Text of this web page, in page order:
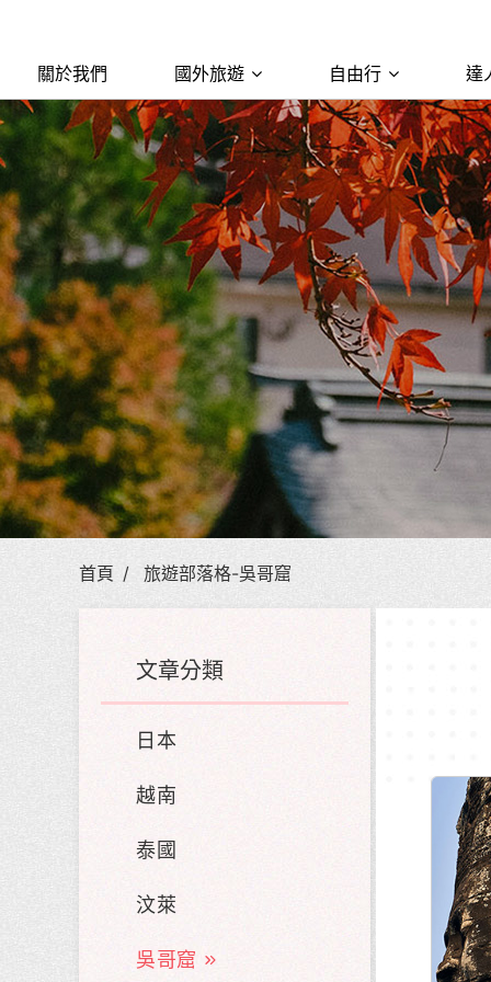
關於我們 國外旅遊 自由行 達
首頁 旅遊部落格-吳哥窟
文章分類
日本
越南
泰國
汶萊
吳哥窟